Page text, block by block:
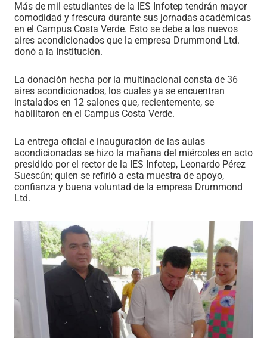
Más de mil estudiantes de la IES Infotep tendrán mayor
comodidad y frescura durante sus jornadas académicas
en el Campus Costa Verde. Esto se debe a los nuevos
aires acondicionados que la empresa Drummond Ltd.
donó a la Institución.
La donación hecha por la multinacional consta de 36
aires acondicionados, los cuales ya se encuentran
instalados en 12 salones que, recientemente, se
habilitaron en el Campus Costa Verde.
La entrega oficial e inauguración de las aulas
acondicionadas se hizo la mañana del miércoles en acto
presidido por el rector de la IES Infotep, Leonardo Pérez
Suescún; quien se refirió a esta muestra de apoyo,
confianza y buena voluntad de la empresa Drummond
Ltd.